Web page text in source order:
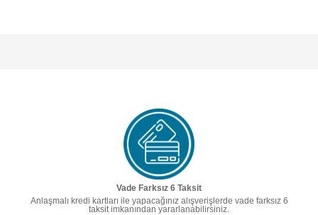
Vade Farksız 6 Taksit
Anlaşmalı kredi kartları ile yapacağınız alışverişlerde vade farksız 6
taksit imkanından yararlanabilirsiniz.